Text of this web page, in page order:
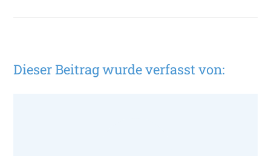
Dieser Beitrag wurde verfasst von: